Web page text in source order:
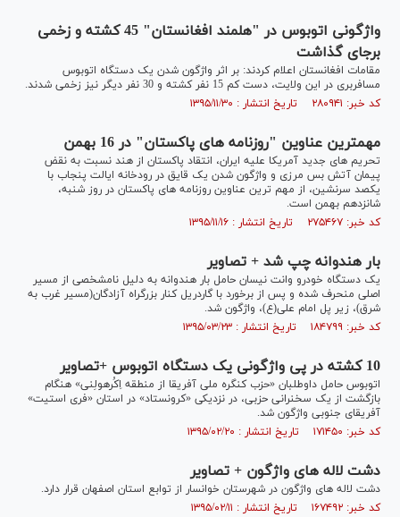
واژگونی اتوبوس در "هلمند افغانستان" 45 کشته و زخمی
برجای گذاشت
مقامات افغانستان اعلام کردند: بر اثر واژگون شدن یک دستگاه اتوبوس
مسافربری در این ولایت، دست کم 15 نفر کشته و 30 نفر دیگر نیز زخمی شدند.
کد خبر: ۲۸۰۹۴۱ تاریخ انتشار : ۱۳۹۵/۱۱/۳۰
مهمترین عناوین "روزنامه های پاکستان" در 16 بهمن
تحریم های جدید آمریکا علیه ایران، انتقاد پاکستان از هند نسبت به نقض
پیمان آتش بس مرزی و واژگون شدن یک قایق در رودخانه ایالت پنجاب با
یکصد سرنشین، از مهم ترین عناوین روزنامه های پاکستان در روز شنبه،
شانزدهم بهمن است.
کد خبر: ۲۷۵۴۶۷ تاریخ انتشار : ۱۳۹۵/۱۱/۱۶
بار هندوانه چپ شد + تصاویر
یک دستگاه خودرو وانت نیسان حامل بار هندوانه به دلیل نامشخصی از مسیر
اصلی منحرف شده و پس از برخورد با گاردریل کنار بزرگراه آزادگان(مسیر غرب به
شرق)، زیر پل امام علی(ع)، واژگون شد.
کد خبر: ۱۸۴۷۹۹ تاریخ انتشار : ۱۳۹۵/۰۳/۲۳
10 کشته در پی واژگونی یک دستگاه اتوبوس +تصاویر
اتوبوس حامل داوطلبان «حزب کنگره ملی آفریقا از منطقه اِکُرهولِنی» هنگام
بازگشت از یک سخنرانی حزبی، در نزدیکی «کرونستاد» در استان «فری استیت»
آفریقای جنوبی واژگون شد.
کد خبر: ۱۷۱۴۵۰ تاریخ انتشار : ۱۳۹۵/۰۲/۲۰
دشت لاله های واژگون + تصاویر
دشت لاله های واژگون در شهرستان خوانسار از توابع استان اصفهان قرار دارد.
کد خبر: ۱۶۷۴۹۲ تاریخ انتشار : ۱۳۹۵/۰۲/۱۱